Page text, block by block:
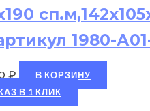
1980-
₽
В КОРЗИНУ
В 1 КЛИК